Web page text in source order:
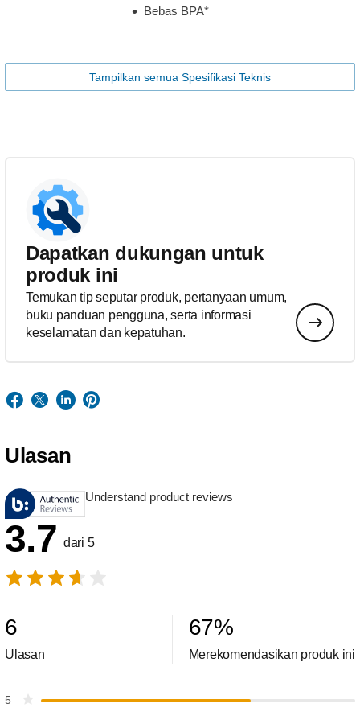
Bebas BPA*
Tampilkan semua Spesifikasi Teknis
Dapatkan dukungan untuk
produk ini
Temukan tip seputar produk, pertanyaan umum,
buku panduan pengguna, serta informasi
keselamatan dan kepatuhan.
Ulasan
Understand product reviews
3.7 dari 5
6
Ulasan
67%
Merekomendasikan produk ini
5